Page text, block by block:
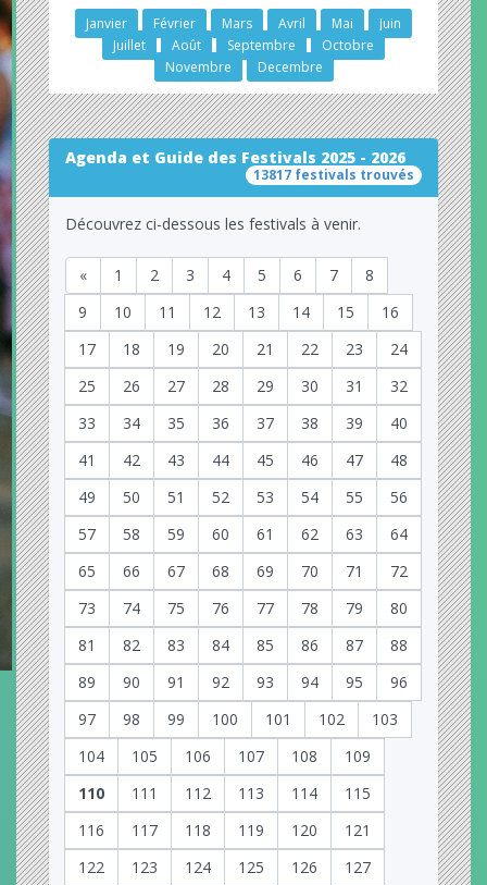
Janvier Février Mars Avril Mai
Juin
Juillet
Août Septembre
Octobre
Novembre
Decembre
Agenda et Guide des Festivals 2025 - 2026
13817 festivals trouvés
Découvrez ci-dessous les festivals à venir.
« 1 2 3 4 5 6 7
8
9
10 11 12 13 14 15
16
17
18 19 20 21 22 23
24
25
26 27 28 29 30 31
32
33
34 35 36 37 38 39
40
41
42 43 44 45 46 47
48
49
50 51 52 53 54 55
56
57
58 59 60 61 62 63
64
65
66 67 68 69 70 71
72
73
74 75 76 77 78 79
80
81
82 83 84 85 86 87
88
89
90 91 92 93 94 95
96
97
98 99 100 101 102
103
104
105 106 107 108
109
110
111 112 113 114
115
116
117 118 119 120
121
122
123 124 125 126
127